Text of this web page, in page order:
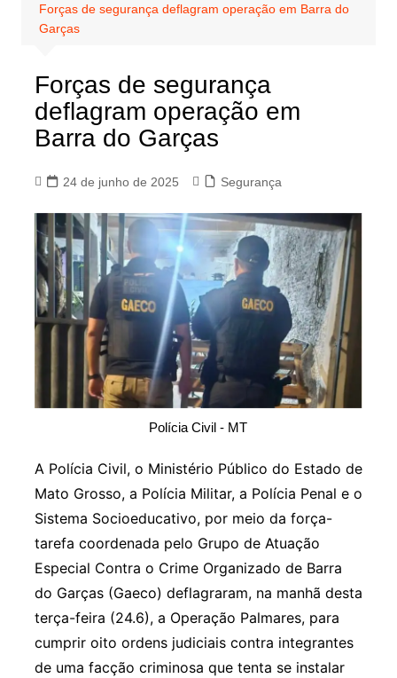
Forças de segurança deflagram operação em Barra do
Garças
Forças de segurança
deflagram operação em
Barra do Garças
24 de junho de 2025 Segurança
Polícia Civil - MT
A Polícia Civil, o Ministério Público do Estado de
Mato Grosso, a Polícia Militar, a Polícia Penal e o
Sistema Socioeducativo, por meio da força-
tarefa coordenada pelo Grupo de Atuação
Especial Contra o Crime Organizado de Barra
do Garças (Gaeco) deflagraram, na manhã desta
terça-feira (24.6), a Operação Palmares, para
cumprir oito ordens judiciais contra integrantes
de uma facção criminosa que tenta se instalar